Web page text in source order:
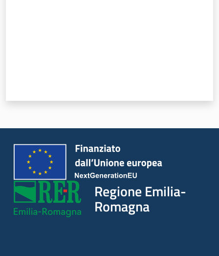
Regione
Novità
Servizi
Leggi Atti Bandi Regione Emilia-
Romagna